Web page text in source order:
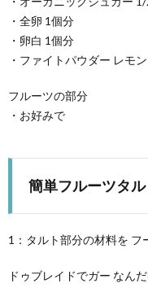
・全卵 1個分
・卵白 1個分
・ファイトパウダー レモ
フルーツの部分
・お好みで
簡単フルーツタ
1：タルト部分の材料を フ
ドゥブレイドでガー なん